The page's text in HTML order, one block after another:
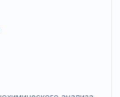
Plus для оценки
и гематологии